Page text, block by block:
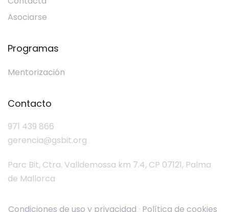
Asociarse
Programas
Mentorización
Contacto
971 439 866
gerencia@gsbit.org
Parc Bit, Ctra. Valldemossa km 7.4, CP 07121, Palma
de Mallorca
Condiciones de uso y privacidad · Política de cookies